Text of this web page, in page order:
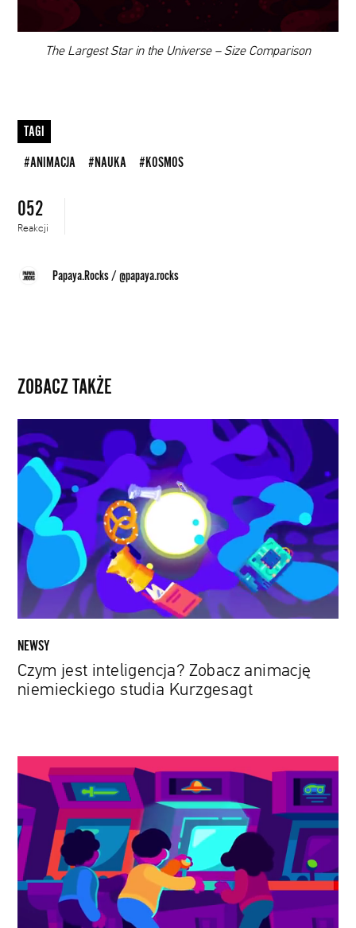
00:00
The Largest Star in the Universe – Size Comparison
TAGI
#ANIMACJA #NAUKA #KOSMOS
052
Reakcji
Papaya.Rocks/@papaya.rocks
ZOBACZ TAKŻE
jest
inteligencja?
animację
niemieckiego
studia
Kurzgesagt
NEWSY
Czym jest inteligencja? Zobacz animację
niemieckiego studia Kurzgesagt
kura
–
krótkometrażowa
animacja
inspirowana
opowiadaniem